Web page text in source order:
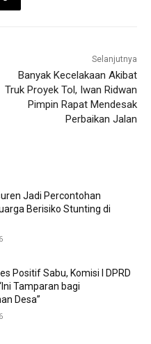
Selanjutnya
Banyak Kecelakaan Akibat
Truk Proyek Tol, Iwan Ridwan
Pimpin Rapat Mendesak
Perbaikan Jalan
Jadi Percontohan
Berisiko Stunting di
Positif Sabu, Komisi I DPRD
Tamparan bagi
Desa”